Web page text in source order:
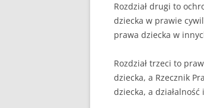
Rozdział drugi to
dziecka w prawie
prawa dziecka w
Rozdział trzeci to
dziecka, a Rzecznik
dziecka, a